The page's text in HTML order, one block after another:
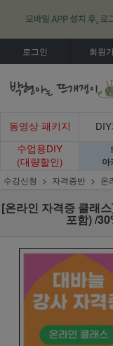
로그인 회원
동영상 패키지
수업용DIY
(대량할인)
아
수강신청 자격증반 온
[온라인 자격증 클래
포함) /